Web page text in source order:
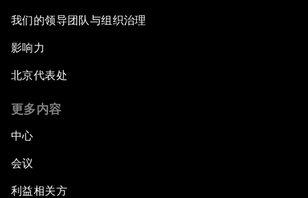
我们的领导团队与组织治理
影响力
北京代表处
更多内容
中心
会议
利益相关方